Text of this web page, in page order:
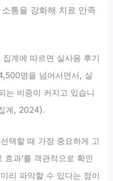
통을 강화해 치료 만족
계에 따르면 실사용 후기
명을 넘어서면서, 실
는 비중이 커지고 있습니
계, 2024).
택할 때 가장 중요하게 고
효과’를 객관적으로 확인
리 파악할 수 있다는 점이